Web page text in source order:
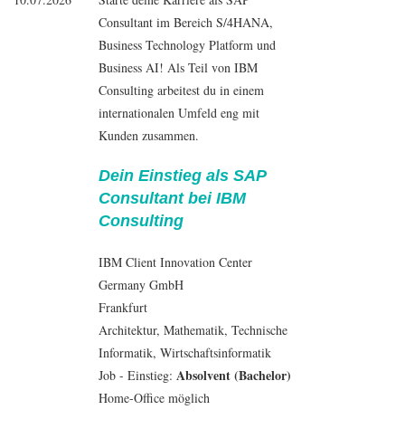
Consultant im Bereich S/4HANA,
Business Technology Platform und
Business AI! Als Teil von IBM
Consulting arbeitest du in einem
internationalen Umfeld eng mit
Kunden zusammen.
Dein Einstieg als SAP
Consultant bei IBM
Consulting
IBM Client Innovation Center
Germany GmbH
Frankfurt
Architektur, Mathematik, Technische
Informatik, Wirtschaftsinformatik
Job - Einstieg: Absolvent (Bachelor)
Home-Office möglich